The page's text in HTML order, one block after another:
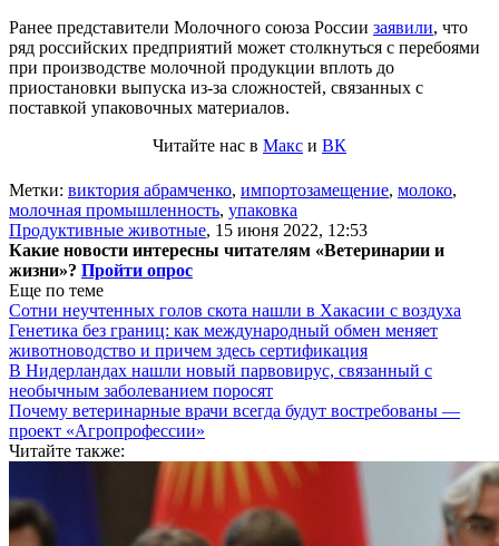
Ранее представители Молочного союза России заявили, что
ряд российских предприятий может столкнуться с перебоями
при производстве молочной продукции вплоть до
приостановки выпуска из-за сложностей, связанных с
поставкой упаковочных материалов.
Читайте нас в Макс и ВК
Метки: виктория абрамченко, импортозамещение, молоко,
молочная промышленность, упаковка
Продуктивные животные, 15 июня 2022, 12:53
Какие новости интересны читателям «Ветеринарии и
жизни»? Пройти опрос
Еще по теме
Сотни неучтенных голов скота нашли в Хакасии с воздуха
Генетика без границ: как международный обмен меняет
животноводство и причем здесь сертификация
В Нидерландах нашли новый парвовирус, связанный с
необычным заболеванием поросят
Почему ветеринарные врачи всегда будут востребованы —
проект «Агропрофессии»
Читайте также: